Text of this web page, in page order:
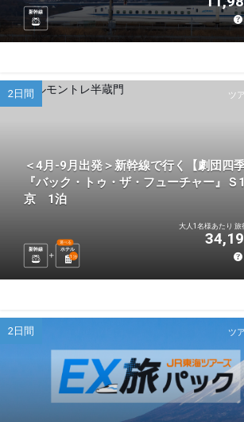
新幹線
ツ
2日間
＜4月-9月出発＞新幹線で行く【劇団四
『バック・トゥ・ザ・フューチャー』
京 1泊
新幹線 ホテル
選べる
1 泊
大人1名様あたり 旅
ツ
2日間